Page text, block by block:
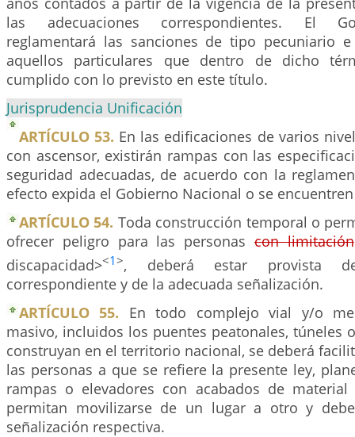
las adecuaciones correspondientes. El
reglamentará las sanciones de tipo pecuniario
aquellos particulares que dentro de dicho
cumplido con lo previsto en este título.
Jurisprudencia Unificación
ARTÍCULO 53. En las edificaciones de varios
con ascensor, existirán rampas con las
seguridad adecuadas, de acuerdo con la
efecto expida el Gobierno Nacional o se
ARTÍCULO 54. Toda construcción temporal o
ofrecer peligro para las personascon limitación
discapacidad><1>, deberá estar provista
correspondiente y de la adecuada señalización.
ARTÍCULO 55. En todo complejo vial y/o
masivo, incluidos los puentes peatonales, túneles
construyan en el territorio nacional, se deberá
las personas a que se refiere la presente ley,
rampas o elevadores con acabados de material
permitan movilizarse de un lugar a otro y
señalización respectiva.